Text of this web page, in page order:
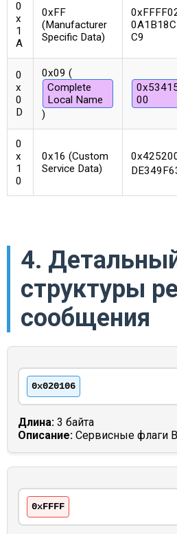
0
x
1
A
0xFF
(Manufacturer
Specific Data)
C9
0
x
0
D
0x09 (
Complete
Local Name
)
00
0
x
1
0
0x16 (Custom
Service Data)
4.
структуры
сообщения
0x020106
Длина: 3 байта
Описание: Сервисные флаги
0xFFFF